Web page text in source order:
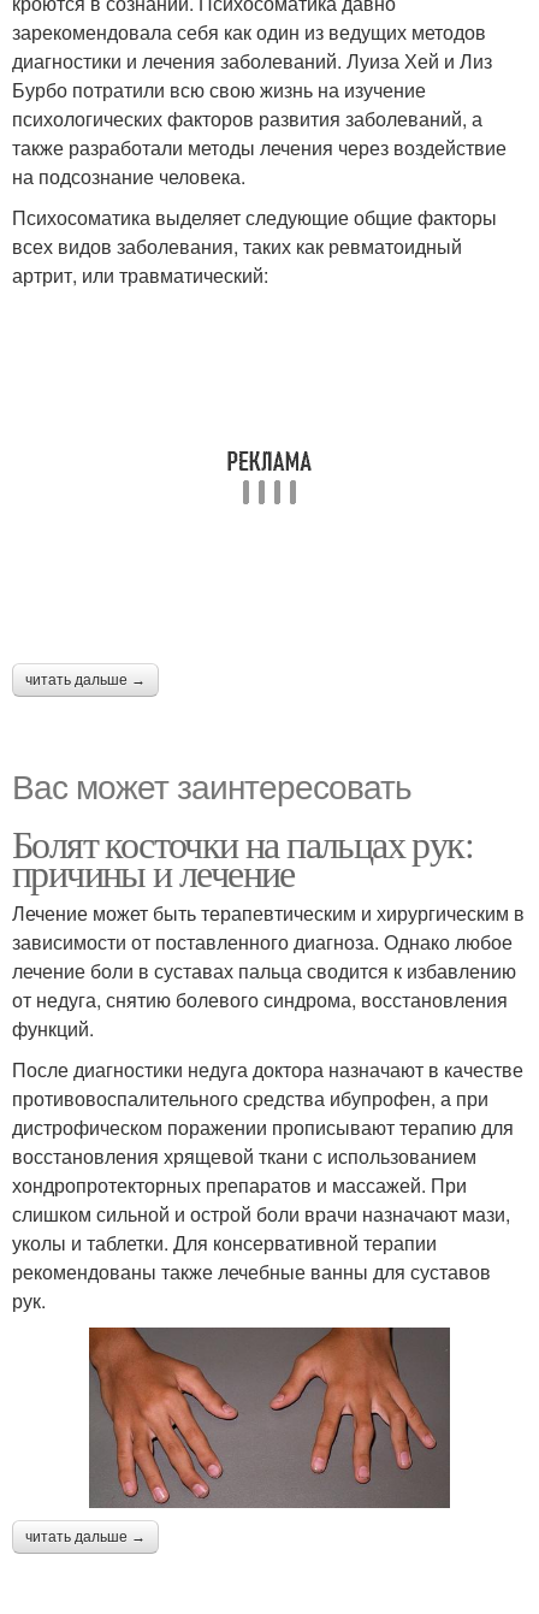
зарекомендовала себя как один из ведущих методов
диагностики и лечения заболеваний. Луиза Хей и Лиз
Бурбо потратили всю свою жизнь на изучение
психологических факторов развития заболеваний, а
также разработали методы лечения через воздействие
на подсознание человека.
Психосоматика выделяет следующие общие факторы
всех видов заболевания, таких как ревматоидный
артрит, или травматический:
читать дальше →
Вас может заинтересовать
Болят косточки на пальцах рук:
причины и лечение
Лечение может быть терапевтическим и хирургическим в
зависимости от поставленного диагноза. Однако любое
лечение боли в суставах пальца сводится к избавлению
от недуга, снятию болевого синдрома, восстановления
функций.
После диагностики недуга доктора назначают в качестве
противовоспалительного средства ибупрофен, а при
дистрофическом поражении прописывают терапию для
восстановления хрящевой ткани с использованием
хондропротекторных препаратов и массажей. При
слишком сильной и острой боли врачи назначают мази,
уколы и таблетки. Для консервативной терапии
рекомендованы также лечебные ванны для суставов
рук.
читать дальше →